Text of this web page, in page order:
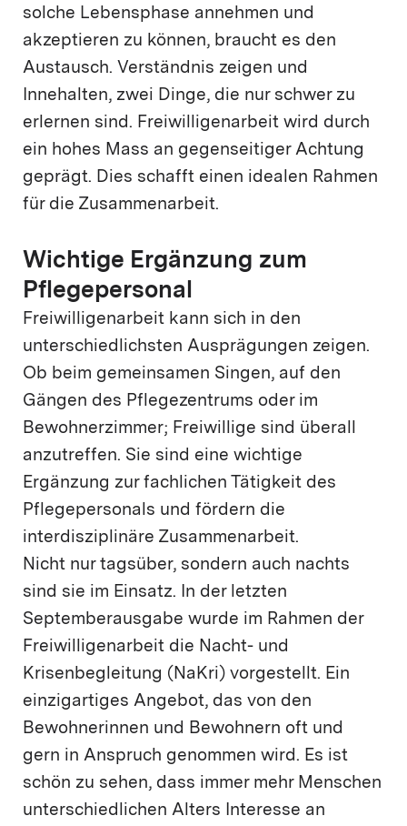
solche Lebensphase annehmen und
akzeptieren zu können, braucht es den
Austausch. Verständnis zeigen und
Innehalten, zwei Dinge, die nur schwer zu
erlernen sind. Freiwilligenarbeit wird durch
ein hohes Mass an gegenseitiger Achtung
geprägt. Dies schafft einen idealen Rahmen
für die Zusammenarbeit.
Wichtige Ergänzung zum
Pflegepersonal
Freiwilligenarbeit kann sich in den
unterschiedlichsten Ausprägungen zeigen.
Ob beim gemeinsamen Singen, auf den
Gängen des Pflegezentrums oder im
Bewohnerzimmer; Freiwillige sind überall
anzutreffen. Sie sind eine wichtige
Ergänzung zur fachlichen Tätigkeit des
Pflegepersonals und fördern die
interdisziplinäre Zusammenarbeit.
Nicht nur tagsüber, sondern auch nachts
sind sie im Einsatz. In der letzten
Septemberausgabe wurde im Rahmen der
Freiwilligenarbeit die Nacht- und
Krisenbegleitung (NaKri) vorgestellt. Ein
einzigartiges Angebot, das von den
Bewohnerinnen und Bewohnern oft und
gern in Anspruch genommen wird. Es ist
schön zu sehen, dass immer mehr Menschen
unterschiedlichen Alters Interesse an